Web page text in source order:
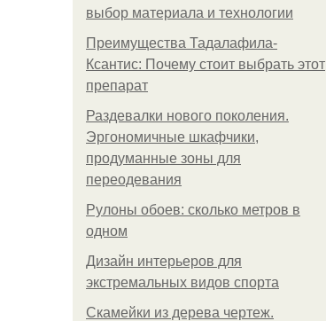
выбор материала и технологии
Преимущества Тадалафила-
Ксантис: Почему стоит выбрать этот
препарат
Раздевалки нового поколения.
Эргономичные шкафчики,
продуманные зоны для
переодевания
Рулоны обоев: сколько метров в
одном
Дизайн интерьеров для
экстремальных видов спорта
Скамейки из дерева чертеж.